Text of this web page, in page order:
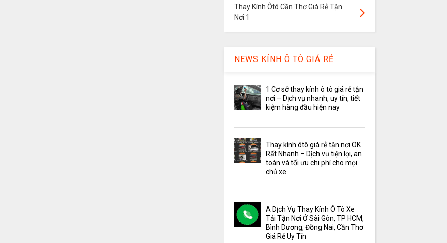
Thay Kính Ôtô Cần Thơ Giá Rẻ Tận
Nơi 1
NEWS KÍNH Ô TÔ GIÁ RẺ
1 Cơ sở thay kính ô tô giá rẻ tận
nơi – Dịch vụ nhanh, uy tín, tiết
kiệm hàng đầu hiện nay
Thay kính ôtô giá rẻ tận nơi OK
Rất Nhanh – Dịch vụ tiện lợi, an
toàn và tối ưu chi phí cho mọi
chủ xe
A Dịch Vụ Thay Kính Ô Tô Xe
Tải Tận Nơi Ở Sài Gòn, TP HCM,
Bình Dương, Đồng Nai, Cần Thơ
Giá Rẻ Uy Tín